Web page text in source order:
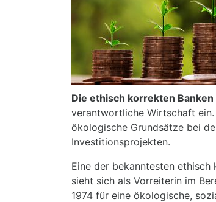
Die ethisch korrekten Banken
verantwortliche Wirtschaft ein.
ökologische Grundsätze bei
Investitionsprojekten.
Eine der bekanntesten ethisch
sieht sich als Vorreiterin im
1974 für eine ökologische,